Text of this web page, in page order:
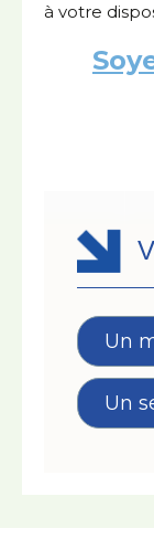
à votre